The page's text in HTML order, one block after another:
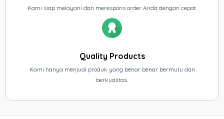
Kami siap melayani dan merespons order Anda dengan cepat.
Quality Products
Kami hanya menjual produk yang benar benar bermutu dan
berkualitas.